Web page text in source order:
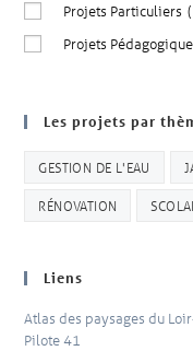
Projets Particuliers
Projets
Les projets par
GESTION DE L'EAU
RÉNOVATION
Liens
Atlas des paysages du
Pilote 41